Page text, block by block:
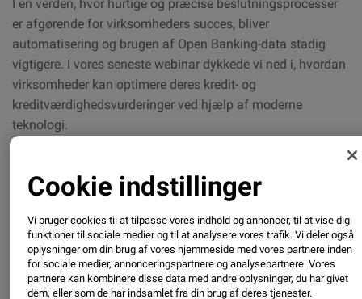
I en verden, hvor hurtige og præcise beslutningsprocesser
er afgørende for virksomheders succes, bliver
automatisering og brugen af Open Banking-data stadig
vigtigere. I vores seneste webinar dykkede vi ned i, hvordan
virksomheder kan optimere deres kredit- og
kreditværdighedsvurderinger ved hjælp af moderne
teknologi.
webinaret, som kan hjælpe dig med at forstå,
hvordan automatisering og transaktionsdata
kan forbedre din virksomhed, selv hvis du ikke
deltog:
1. Effektivisering gennem automatisering
Cookie indstillinger
Vi bruger cookies til at tilpasse vores indhold og annoncer, til at vise dig
funktioner til sociale medier og til at analysere vores trafik. Vi deler også
oplysninger om din brug af vores hjemmeside med vores partnere inden
for sociale medier, annonceringspartnere og analysepartnere. Vores
partnere kan kombinere disse data med andre oplysninger, du har givet
dem, eller som de har indsamlet fra din brug af deres tjenester.